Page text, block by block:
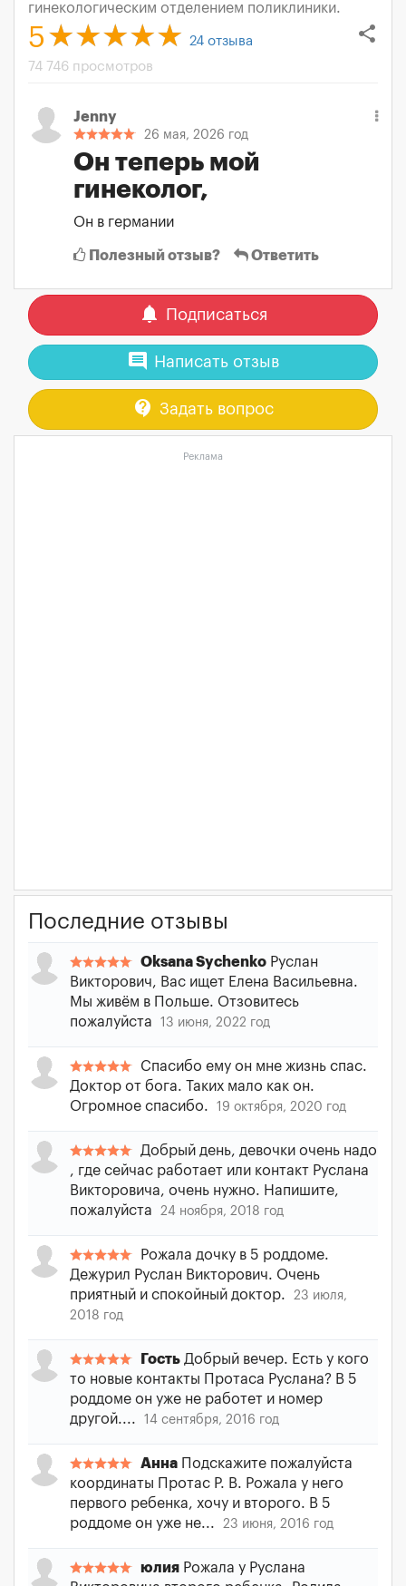
гинекологическим отделением поликлиники.
share
5 24 отзыва
74 746 просмотров
Jenny
26 мая, 2026 год
Он теперь мой
гинеколог,
Он в германии
Полезный отзыв? Ответить
notifications Подписаться
comment Написать отзыв
contact_support Задать вопрос
Реклама
Последние отзывы
Oksana Sychenko Руслан
Викторович, Вас ищет Елена Васильевна.
Мы живём в Польше. Отзовитесь
пожалуйста
13 июня, 2022 год
Спасибо ему он мне жизнь спас.
Доктор от бога. Таких мало как он.
Огромное спасибо.
19 октября, 2020 год
Добрый день, девочки очень надо
, где сейчас работает или контакт Руслана
Викторовича, очень нужно. Напишите,
пожалуйста
24 ноября, 2018 год
Рожала дочку в 5 роддоме.
Дежурил Руслан Викторович. Очень
приятный и спокойный доктор.
23 июля,
2018 год
Гость Добрый вечер. Есть у кого
то новые контакты Протаса Руслана? В 5
роддоме он уже не работет и номер
другой....
14 сентября, 2016 год
Анна Подскажите пожалуйста
координаты Протас Р. В. Рожала у него
первого ребенка, хочу и второго. В 5
роддоме он уже не...
23 июня, 2016 год
юлия Рожала у Руслана